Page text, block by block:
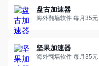
盘古加速器
海外翻墙软件 每月35元
坚果加速器
海外翻墙软件 每月35元